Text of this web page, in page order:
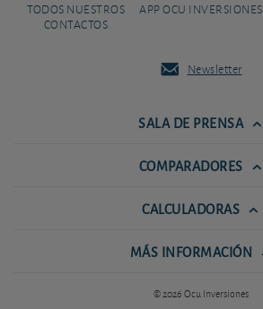
TODOS NUESTROS
CONTACTOS
APP OCU INVERSIONES
Newsletter
SALA DE PRENSA
COMPARADORES
CALCULADORAS
MÁS INFORMACIÓN
© 2026 Ocu Inversiones